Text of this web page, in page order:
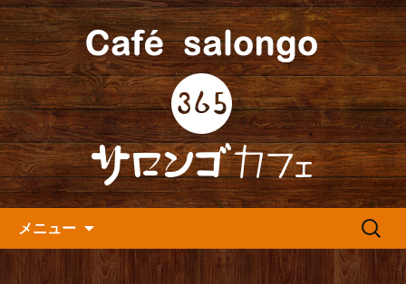
人形町の『365(サロンゴ)カフ
ェ』よりお知らせ
人形町の音楽カフェ『365カフェ』より
最新情報をお届けします。
メニュー
検